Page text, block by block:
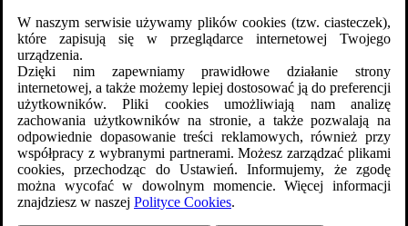
W naszym serwisie używamy plików cookies (tzw. ciasteczek),
które zapisują się w przeglądarce internetowej Twojego
urządzenia.
Dzięki nim zapewniamy prawidłowe działanie strony
internetowej, a także możemy lepiej dostosować ją do preferencji
użytkowników. Pliki cookies umożliwiają nam analizę
zachowania użytkowników na stronie, a także pozwalają na
odpowiednie dopasowanie treści reklamowych, również przy
współpracy z wybranymi partnerami. Możesz zarządzać plikami
cookies, przechodząc do Ustawień. Informujemy, że zgodę
można wycofać w dowolnym momencie. Więcej informacji
znajdziesz w naszej Polityce Cookies.